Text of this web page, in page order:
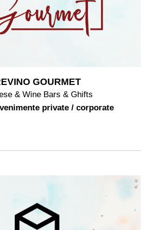
GOURMET
& Wine Bars & Ghifts
private / corporate